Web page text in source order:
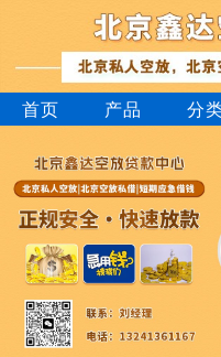
首页 产品 分